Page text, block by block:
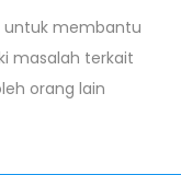
untuk membantu
masalah terkait
orang lain